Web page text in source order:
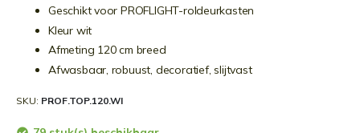
Geschikt voor PROFLIGHT-roldeurkasten
Kleur wit
Afmeting 120 cm breed
Afwasbaar, robuust, decoratief, slijtvast
SKU PROF.TOP.120.WI